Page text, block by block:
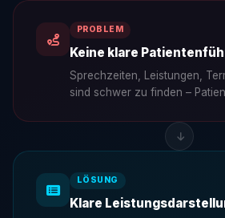
PROBLEM
Keine klare
Sprechzeiten, Leistungen,
sind schwer zu finden –
LÖSUNG
Klare